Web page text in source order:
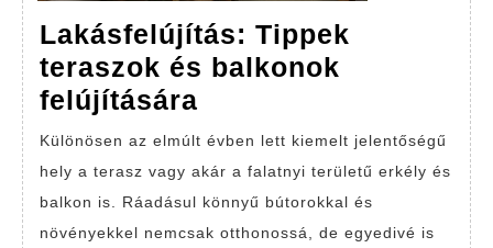
Lakásfelújítás: Tippek
teraszok és balkonok
felújítására
Tippek
teraszok
és
balkonok
Különösen az elmúlt évben lett kiemelt jelentőségű
hely a terasz vagy akár a falatnyi területű erkély és
balkon is. Ráadásul könnyű bútorokkal és
növényekkel nemcsak otthonossá, de egyedivé is